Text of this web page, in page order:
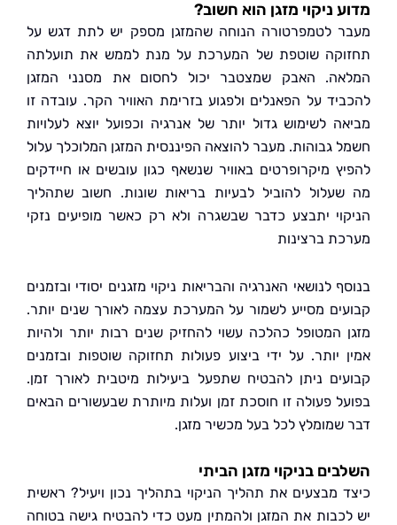
ניקוי מזגן הוא חשוב?
לטמפרטורה הנוחה שהמזגן מספק יש לתת דגש על
שוטפת של המערכת על מנת לממש את תועלתה
האבק שמצטבר יכול לחסום את מסנני המזגן
על הפאנלים ולפגוע בזרימת האוויר הקר. עובדה זו
לשימוש גדול יותר של אנרגיה וכפועל יוצא לעלויות
גבוהות. מעבר להוצאה הפיננסית המזגן המלוכלך עלול
מיקרופרטים באוויר שנשאף כגון עובשים או חיידקים
להוביל לבעיות בריאות שונות. חשוב שתהליך
יתבצע כדבר שבשגרה ולא רק כאשר מופיעים נזקי
ברצינות
לנושאי האנרגיה והבריאות ניקוי מזגנים יסודי ובזמנים
מסייע לשמור על המערכת עצמה לאורך שנים יותר.
המטופל כהלכה עשוי להחזיק שנים רבות יותר ולהיות
יותר. על ידי ביצוע פעולות תחזוקה שוטפות ובזמנים
ניתן להבטיח שתפעל ביעילות מיטבית לאורך זמן.
פעולה זו חוסכת זמן ועלות מיותרת שבעשורים הבאים
לכל בעל מכשיר מזגן.
בניקוי מזגן הביתי
מבצעים את תהליך הניקוי בתהליך נכון ויעיל? ראשית
את המזגן ולהמתין מעט כדי להבטיח גישה בטוחה